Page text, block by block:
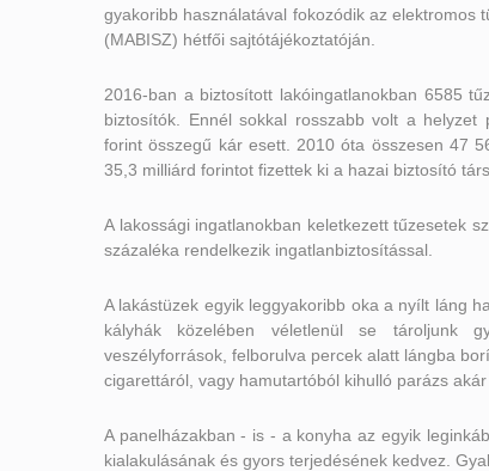
gyakoribb használatával fokozódik az elektromos
(MABISZ) hétfői sajtótájékoztatóján.
2016-ban a biztosított lakóingatlanokban 6585
biztosítók. Ennél sokkal rosszabb volt a
forint összegű kár esett. 2010 óta összesen 47
35,3 milliárd forintot fizettek ki a hazai biztosító
A lakossági ingatlanokban keletkezett tűzesetek
százaléka rendelkezik ingatlanbiztosítással.
A lakástüzek egyik leggyakoribb oka a nyílt láng
kályhák közelében véletlenül se tároljunk
veszélyforrások, felborulva percek alatt lángba
cigarettáról, vagy hamutartóból kihulló parázs
A panelházakban - is - a konyha az egyik
kialakulásának és gyors terjedésének kedvez.